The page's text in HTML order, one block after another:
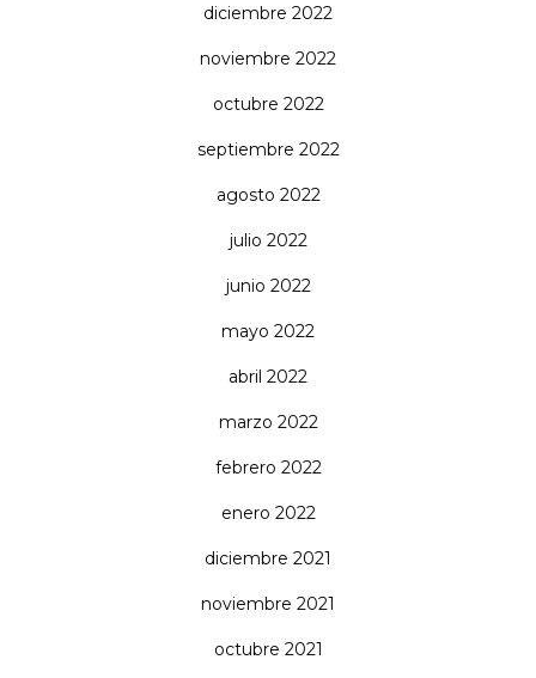
diciembre 2022
noviembre 2022
octubre 2022
septiembre 2022
agosto 2022
julio 2022
junio 2022
mayo 2022
abril 2022
marzo 2022
febrero 2022
enero 2022
diciembre 2021
noviembre 2021
octubre 2021